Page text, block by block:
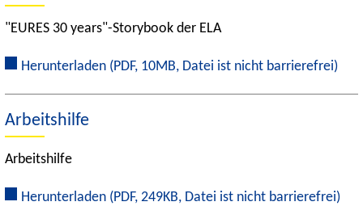
"EURES 30 years"-Storybook der ELA
Herunterladen (PDF, 10MB, Datei ist nicht barrierefrei)
Arbeitshilfe
Arbeitshilfe
Herunterladen (PDF, 249KB, Datei ist nicht barrierefrei)